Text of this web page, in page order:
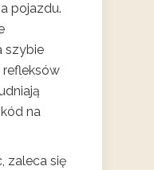
pojazdu.
szybie
na
zaleca się